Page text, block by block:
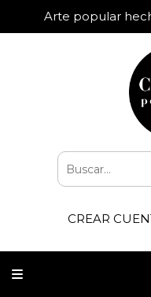
Arte popular
CREAR